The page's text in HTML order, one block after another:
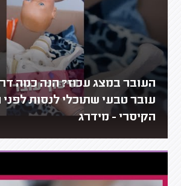
העובר במצג עכוז? הנה כמה
עובר טבעי שתוכלי לנסות לפני
הקיסרי - מידרג